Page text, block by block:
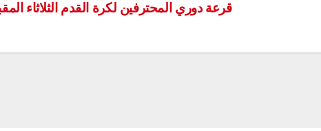
قرعة دوري المحترفين لكرة القدم الثلاثاء